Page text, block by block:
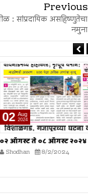
Previous
: सांप्रदायिक असहिष्णुतेचा
नमुना
ते ०८ ऑगस्ट २०२४
8/2/2024